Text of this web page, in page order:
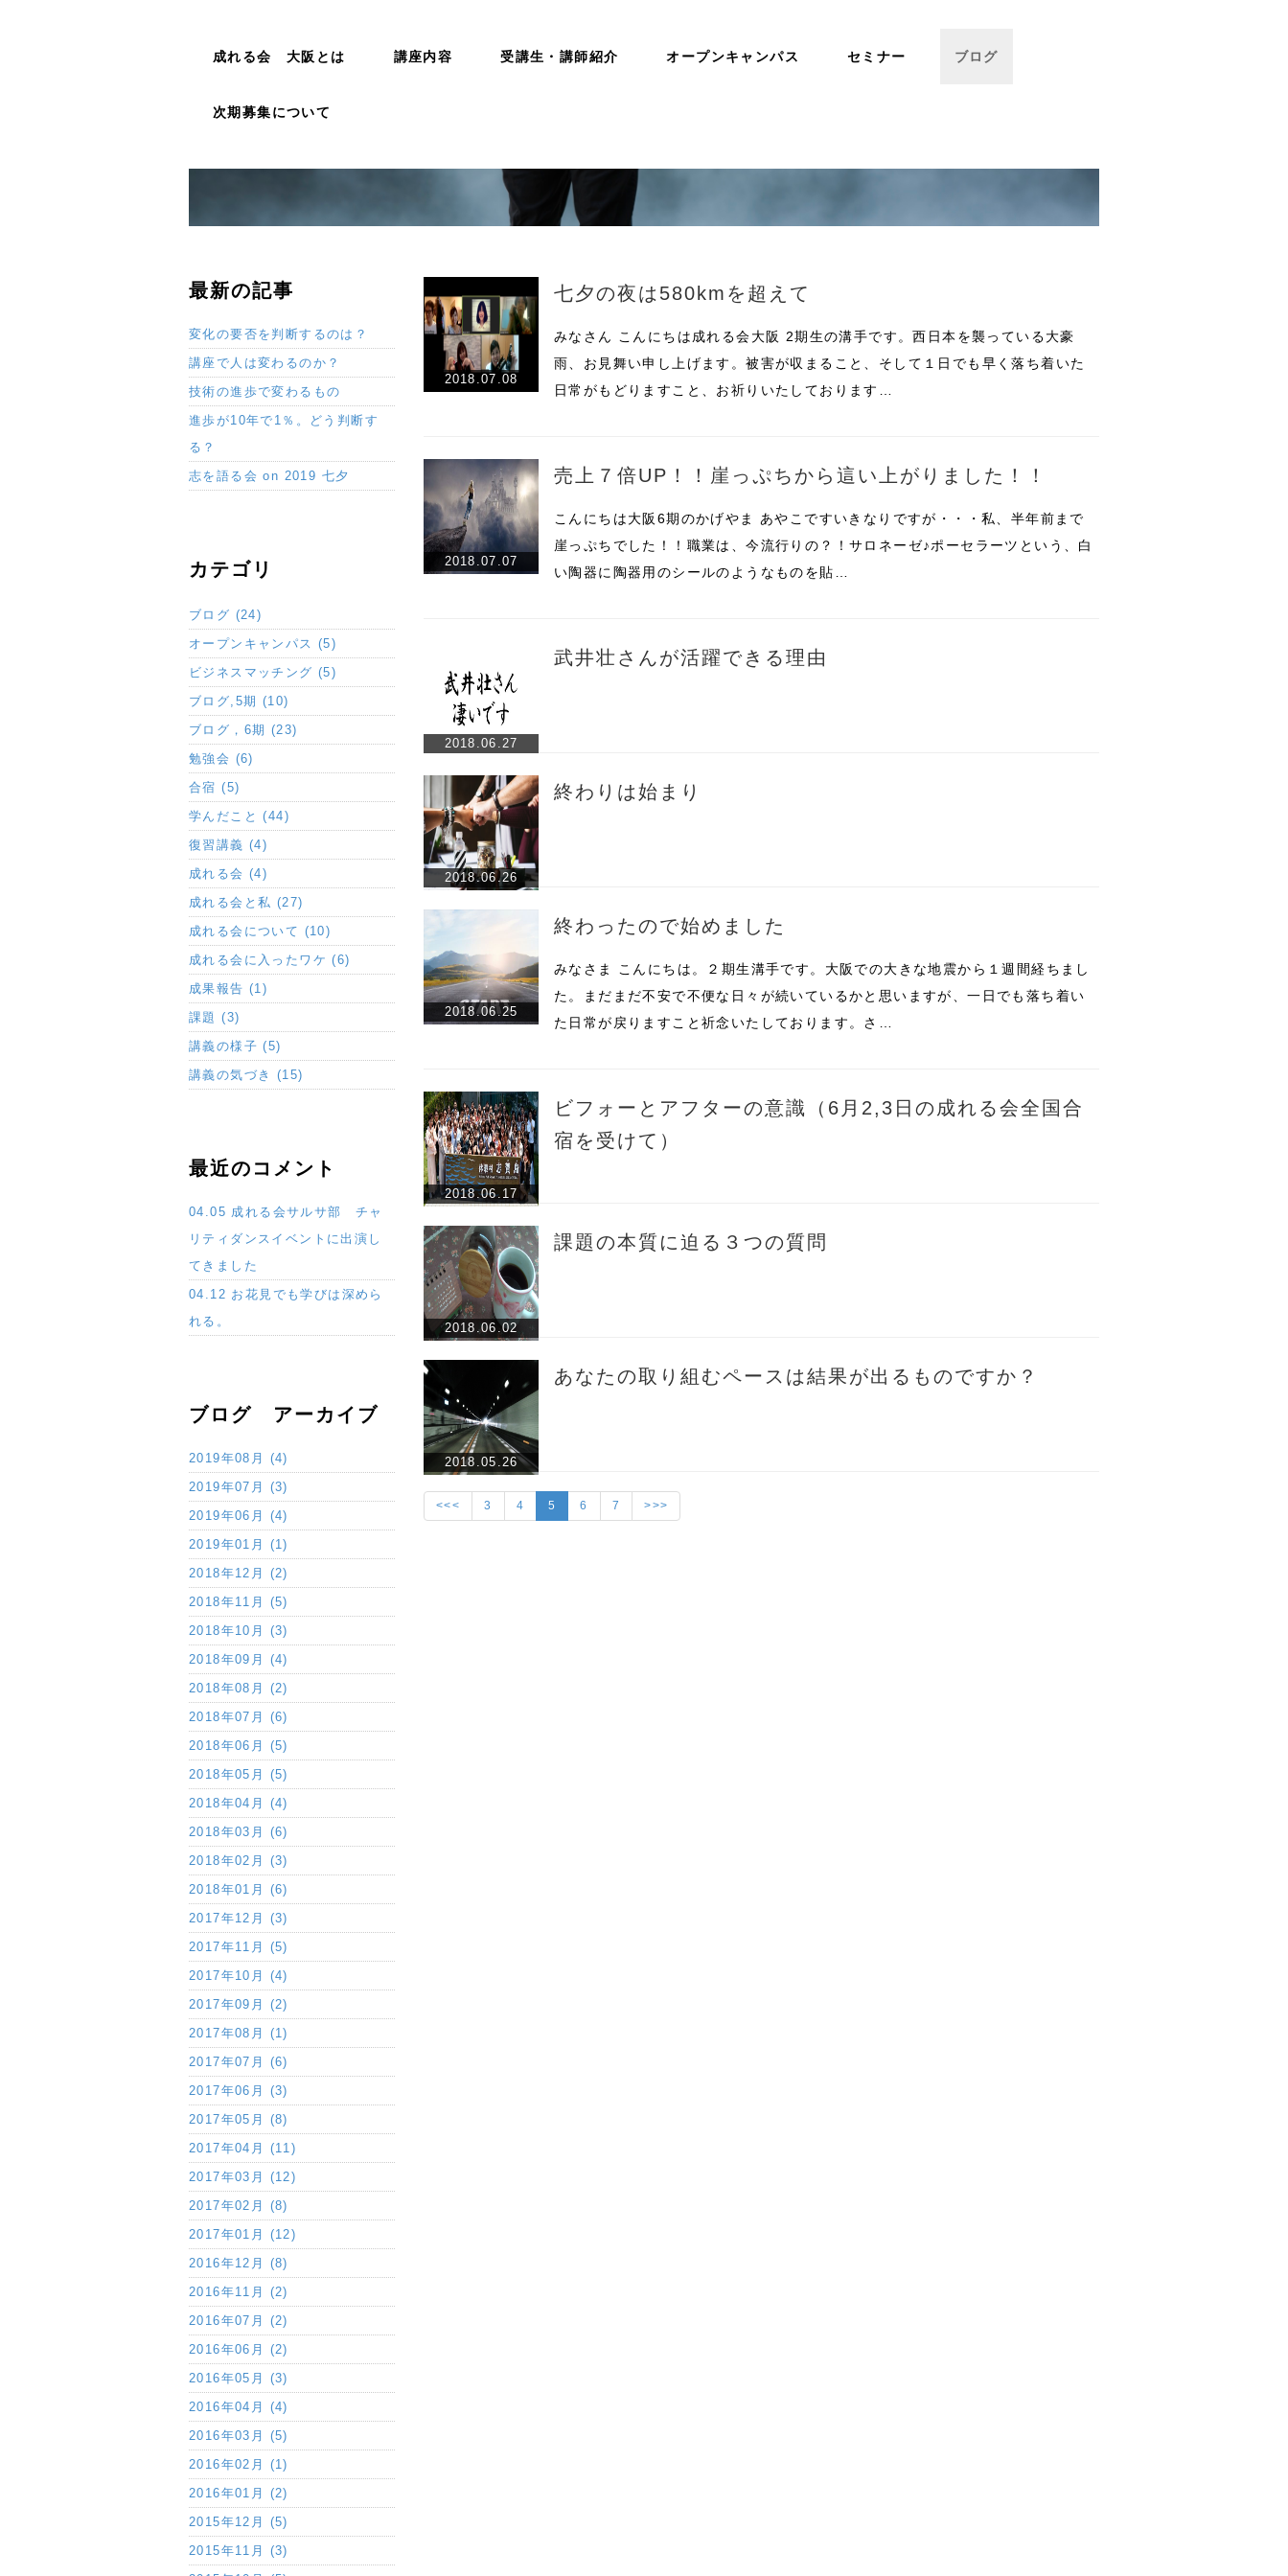
成れる会 大阪とは 講座内容 受講生・講師紹介 オープンキャンパス セミナー ブログ
次期募集について
2018.07.08
七夕の夜は580kmを超えて
みなさん こんにちは成れる会大阪 2期生の溝手です。西日本を襲っている大豪
雨、お見舞い申し上げます。被害が収まること、そして１日でも早く落ち着いた
日常がもどりますこと、お祈りいたしております…
2018.07.07
売上７倍UP！！崖っぷちから這い上がりました！！
こんにちは大阪6期のかげやま あやこですいきなりですが・・・私、半年前まで
崖っぷちでした！！職業は、今流行りの？！サロネーゼ♪ポーセラーツという、白
い陶器に陶器用のシールのようなものを貼…
2018.06.27
武井壮さんが活躍できる理由
2018.06.26
終わりは始まり
2018.06.25
終わったので始めました
みなさま こんにちは。２期生溝手です。大阪での大きな地震から１週間経ちまし
た。まだまだ不安で不便な日々が続いているかと思いますが、一日でも落ち着い
た日常が戻りますこと祈念いたしております。さ…
2018.06.17
ビフォーとアフターの意識（6月2,3日の成れる会全国合
宿を受けて）
2018.06.02
課題の本質に迫る３つの質問
2018.05.26
あなたの取り組むペースは結果が出るものですか？
<<< 3 4 5 6 7 >>>
最新の記事
変化の要否を判断するのは？
講座で人は変わるのか？
技術の進歩で変わるもの
進歩が10年で1％。どう判断す
る？
志を語る会 on 2019 七夕
カテゴリ
ブログ (24)
オープンキャンパス (5)
ビジネスマッチング (5)
ブログ,5期 (10)
ブログ，6期 (23)
勉強会 (6)
合宿 (5)
学んだこと (44)
復習講義 (4)
成れる会 (4)
成れる会と私 (27)
成れる会について (10)
成れる会に入ったワケ (6)
成果報告 (1)
課題 (3)
講義の様子 (5)
講義の気づき (15)
最近のコメント
04.05 成れる会サルサ部 チャ
リティダンスイベントに出演し
てきました
04.12 お花見でも学びは深めら
れる。
ブログ アーカイブ
2019年08月 (4)
2019年07月 (3)
2019年06月 (4)
2019年01月 (1)
2018年12月 (2)
2018年11月 (5)
2018年10月 (3)
2018年09月 (4)
2018年08月 (2)
2018年07月 (6)
2018年06月 (5)
2018年05月 (5)
2018年04月 (4)
2018年03月 (6)
2018年02月 (3)
2018年01月 (6)
2017年12月 (3)
2017年11月 (5)
2017年10月 (4)
2017年09月 (2)
2017年08月 (1)
2017年07月 (6)
2017年06月 (3)
2017年05月 (8)
2017年04月 (11)
2017年03月 (12)
2017年02月 (8)
2017年01月 (12)
2016年12月 (8)
2016年11月 (2)
2016年07月 (2)
2016年06月 (2)
2016年05月 (3)
2016年04月 (4)
2016年03月 (5)
2016年02月 (1)
2016年01月 (2)
2015年12月 (5)
2015年11月 (3)